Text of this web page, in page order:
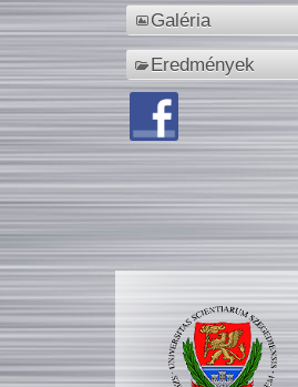
Galéria
Eredmények